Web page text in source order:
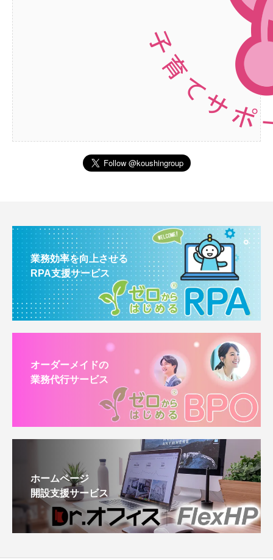
業務効率を向上させる
RPA支援サービス
オーダーメイドの
業務代行サービス
ホームページ
開設支援サービス